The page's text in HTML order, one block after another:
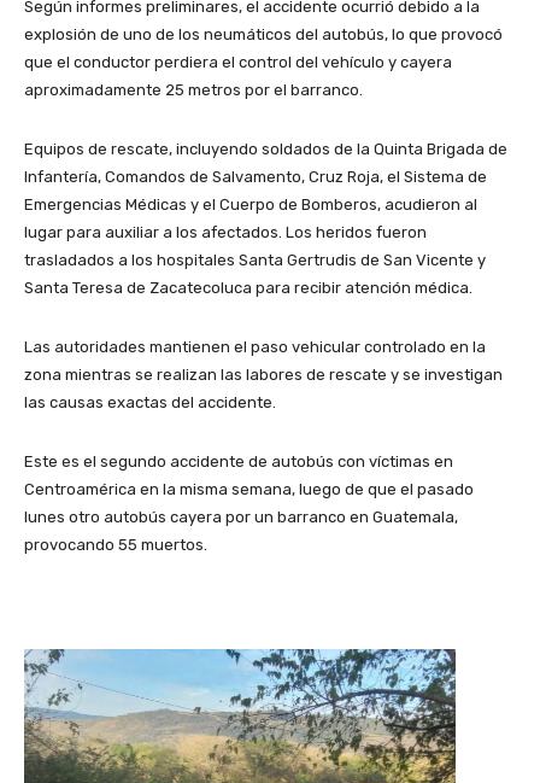
Según informes preliminares, el accidente ocurrió debido a la
explosión de uno de los neumáticos del autobús, lo que provocó
que el conductor perdiera el control del vehículo y cayera
aproximadamente 25 metros por el barranco.
Equipos de rescate, incluyendo soldados de la Quinta Brigada de
Infantería, Comandos de Salvamento, Cruz Roja, el Sistema de
Emergencias Médicas y el Cuerpo de Bomberos, acudieron al
lugar para auxiliar a los afectados. Los heridos fueron
trasladados a los hospitales Santa Gertrudis de San Vicente y
Santa Teresa de Zacatecoluca para recibir atención médica.
Las autoridades mantienen el paso vehicular controlado en la
zona mientras se realizan las labores de rescate y se investigan
las causas exactas del accidente.
Este es el segundo accidente de autobús con víctimas en
Centroamérica en la misma semana, luego de que el pasado
lunes otro autobús cayera por un barranco en Guatemala,
provocando 55 muertos.